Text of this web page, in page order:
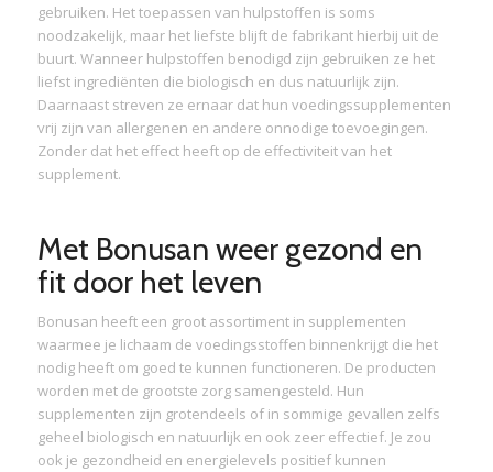
gebruiken. Het toepassen van hulpstoffen is soms
noodzakelijk, maar het liefste blijft de fabrikant hierbij uit de
buurt. Wanneer hulpstoffen benodigd zijn gebruiken ze het
liefst ingrediënten die biologisch en dus natuurlijk zijn.
Daarnaast streven ze ernaar dat hun voedingssupplementen
vrij zijn van allergenen en andere onnodige toevoegingen.
Zonder dat het effect heeft op de effectiviteit van het
supplement.
Met Bonusan weer gezond en
fit door het leven
Bonusan heeft een groot assortiment in supplementen
waarmee je lichaam de voedingsstoffen binnenkrijgt die het
nodig heeft om goed te kunnen functioneren. De producten
worden met de grootste zorg samengesteld. Hun
supplementen zijn grotendeels of in sommige gevallen zelfs
geheel biologisch en natuurlijk en ook zeer effectief. Je zou
ook je gezondheid en energielevels positief kunnen